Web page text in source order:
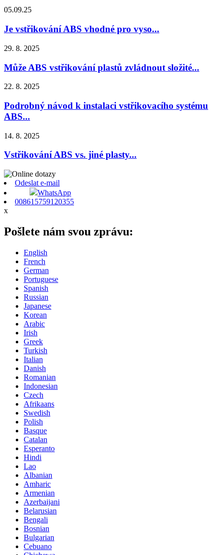
05.09.25
Je vstřikování ABS vhodné pro vyso...
29. 8. 2025
Může ABS vstřikování plastů zvládnout složité...
22. 8. 2025
Podrobný návod k instalaci vstřikovacího systému
ABS...
14. 8. 2025
Vstřikování ABS vs. jiné plasty...
Odeslat e-mail
WhatsApp
008615759120355
x
Pošlete nám svou zprávu:
English
French
German
Portuguese
Spanish
Russian
Japanese
Korean
Arabic
Irish
Greek
Turkish
Italian
Danish
Romanian
Indonesian
Czech
Afrikaans
Swedish
Polish
Basque
Catalan
Esperanto
Hindi
Lao
Albanian
Amharic
Armenian
Azerbaijani
Belarusian
Bengali
Bosnian
Bulgarian
Cebuano